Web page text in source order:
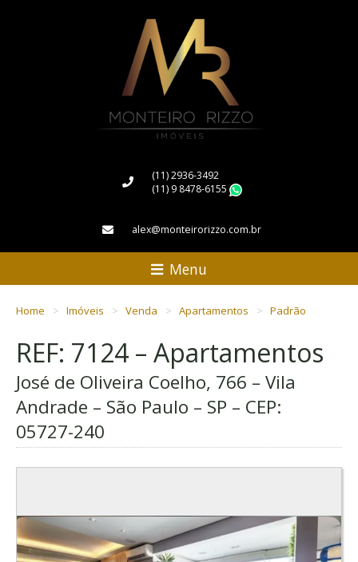
(11) 2936-3492
(11) 9 8478-6155
alex@monteirorizzo.com.br
Menu
Home Imóveis Venda Apartamentos Padrão
REF: 7124 – Apartamentos
José de Oliveira Coelho, 766 – Vila
Andrade – São Paulo – SP – CEP:
05727-240